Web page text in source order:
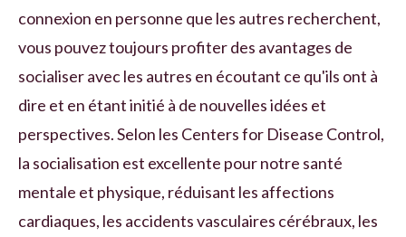
connexion en personne que les autres recherchent,
vous pouvez toujours profiter des avantages de
socialiser avec les autres en écoutant ce qu'ils ont à
dire et en étant initié à de nouvelles idées et
perspectives. Selon les Centers for Disease Control,
la socialisation est excellente pour notre santé
mentale et physique, réduisant les affections
cardiaques, les accidents vasculaires cérébraux, les